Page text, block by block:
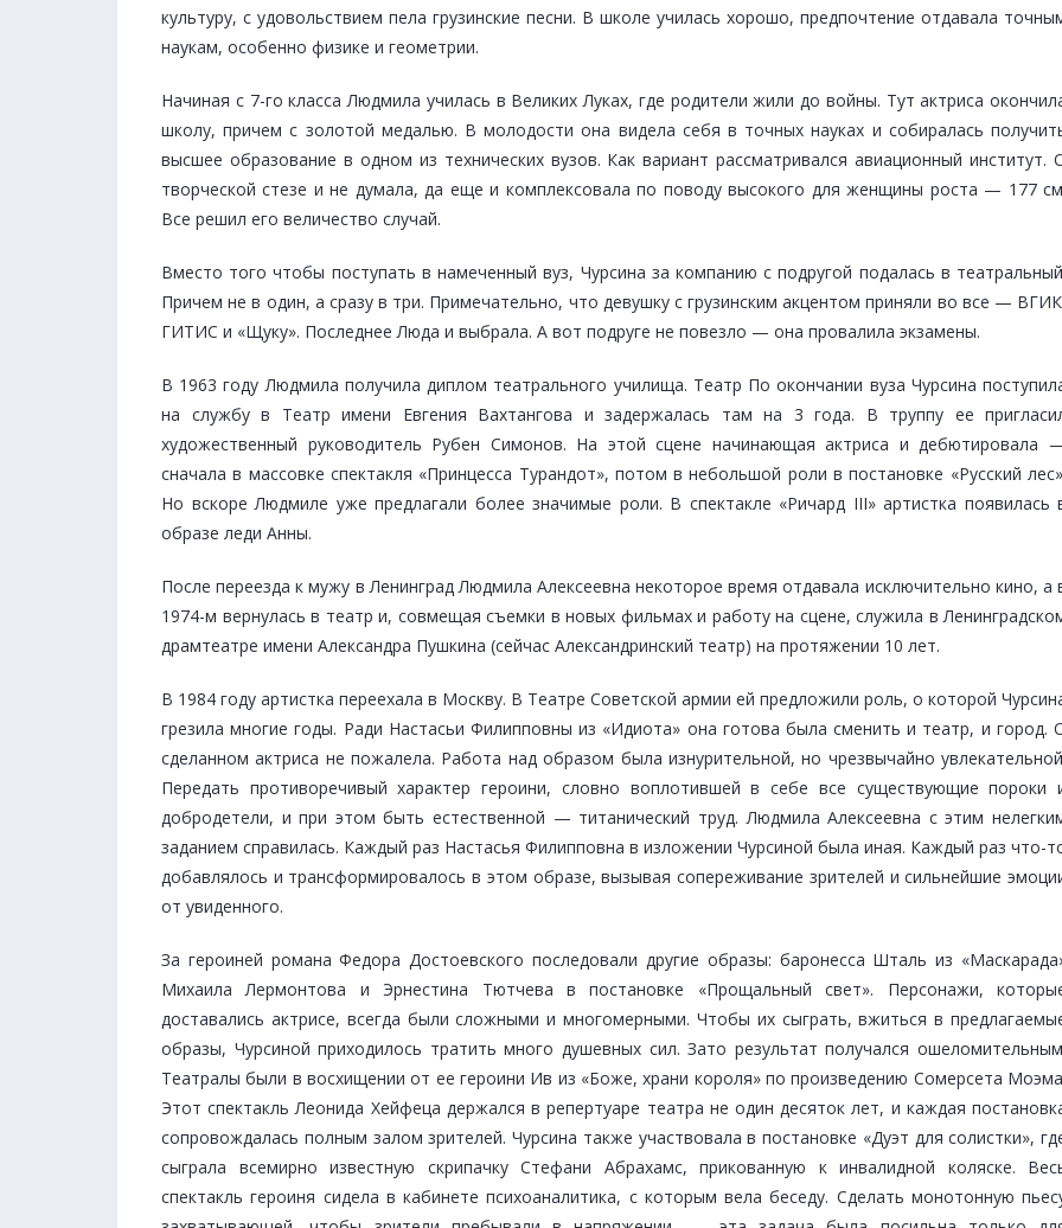
культуру, с удовольствием пела грузинские песни. В школе училась хорошо, предпочтение отдавала
наукам, особенно физике и геометрии.
Начиная с 7-го класса Людмила училась в Великих Луках, где родители жили до войны. Тут актриса
школу, причем с золотой медалью. В молодости она видела себя в точных науках и собиралась
высшее образование в одном из технических вузов. Как вариант рассматривался авиационный институт.
творческой стезе и не думала, да еще и комплексовала по поводу высокого для женщины роста — 177
Все решил его величество случай.
Вместо того чтобы поступать в намеченный вуз, Чурсина за компанию с подругой подалась в
Причем не в один, а сразу в три. Примечательно, что девушку с грузинским акцентом приняли во все —
ГИТИС и «Щуку». Последнее Люда и выбрала. А вот подруге не повезло — она провалила экзамены.
В 1963 году Людмила получила диплом театрального училища. Театр По окончании вуза Чурсина
на службу в Театр имени Евгения Вахтангова и задержалась там на 3 года. В труппу ее
художественный руководитель Рубен Симонов. На этой сцене начинающая актриса и дебютировала
сначала в массовке спектакля «Принцесса Турандот», потом в небольшой роли в постановке «Русский
Но вскоре Людмиле уже предлагали более значимые роли. В спектакле «Ричард III» артистка появилась
образе леди Анны.
После переезда к мужу в Ленинград Людмила Алексеевна некоторое время отдавала исключительно кино, а
1974-м вернулась в театр и, совмещая съемки в новых фильмах и работу на сцене, служила в
драмтеатре имени Александра Пушкина (сейчас Александринский театр) на протяжении 10 лет.
В 1984 году артистка переехала в Москву. В Театре Советской армии ей предложили роль, о которой
грезила многие годы. Ради Настасьи Филипповны из «Идиота» она готова была сменить и театр, и город.
сделанном актриса не пожалела. Работа над образом была изнурительной, но чрезвычайно
Передать противоречивый характер героини, словно воплотившей в себе все существующие пороки
добродетели, и при этом быть естественной — титанический труд. Людмила Алексеевна с этим
заданием справилась. Каждый раз Настасья Филипповна в изложении Чурсиной была иная. Каждый раз что-
добавлялось и трансформировалось в этом образе, вызывая сопереживание зрителей и сильнейшие
от увиденного.
За героиней романа Федора Достоевского последовали другие образы: баронесса Шталь из
Михаила Лермонтова и Эрнестина Тютчева в постановке «Прощальный свет». Персонажи,
доставались актрисе, всегда были сложными и многомерными. Чтобы их сыграть, вжиться в
образы, Чурсиной приходилось тратить много душевных сил. Зато результат получался
Театралы были в восхищении от ее героини Ив из «Боже, храни короля» по произведению Сомерсета
Этот спектакль Леонида Хейфеца держался в репертуаре театра не один десяток лет, и каждая
сопровождалась полным залом зрителей. Чурсина также участвовала в постановке «Дуэт для солистки»,
сыграла всемирно известную скрипачку Стефани Абрахамс, прикованную к инвалидной коляске.
спектакль героиня сидела в кабинете психоаналитика, с которым вела беседу. Сделать монотонную